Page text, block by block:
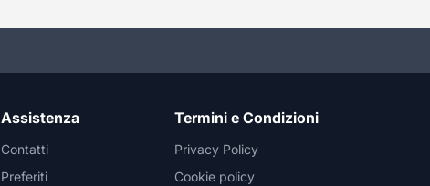
Assistenza
Contatti
Preferiti
Termini e Condizioni
Privacy Policy
Cookie policy